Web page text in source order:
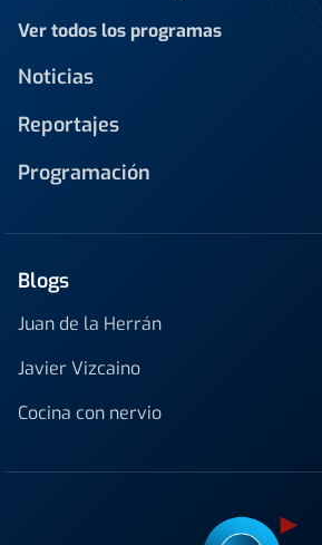
Ver todos los programas
Noticias
Reportajes
Programación
Blogs
Juan de la Herrán
Javier Vizcaino
Cocina con nervio